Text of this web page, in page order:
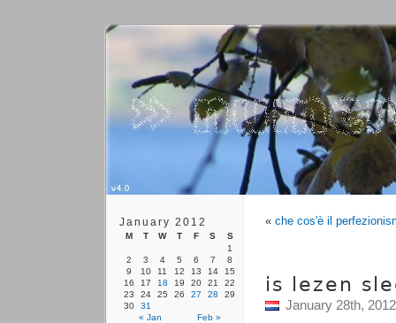
« che cos'è il
is lezen
January 28th, 2012
January 2012
M T W T F S S
« Jan Feb »
1
2
3 4 5 6 7
8
9
10 11 12 13 14
15
16
17 18 19 20 21
22
23
24 25 26 27 28
29
30
31